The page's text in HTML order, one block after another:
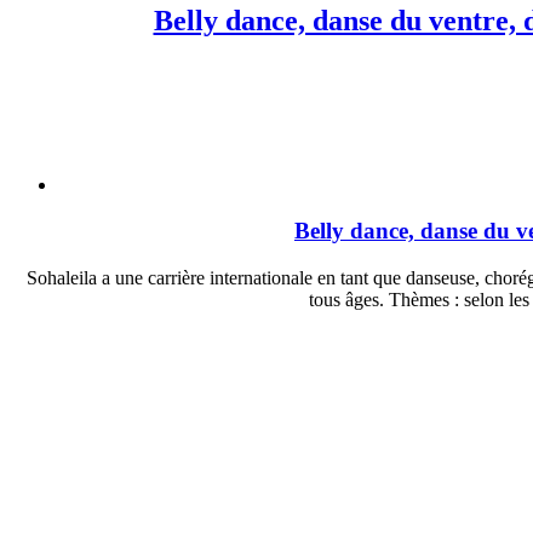
Belly dance, danse du
Belly dance, danse du
Sohaleila a une carrière internationale en tant que danseuse,
tous âges. Thèmes : selon